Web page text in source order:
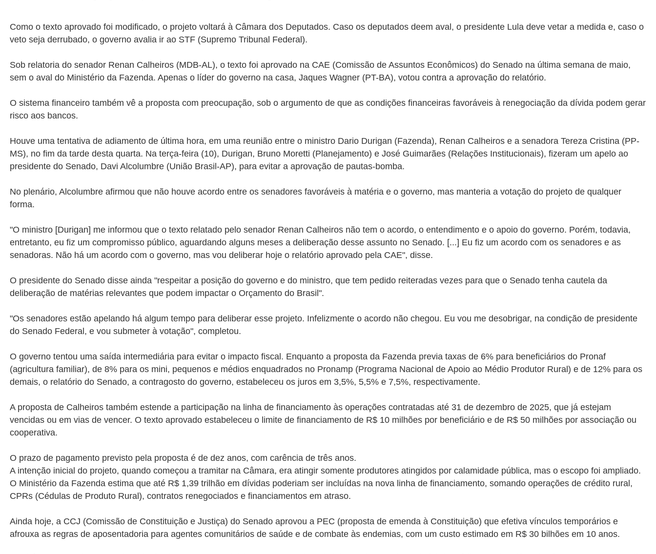
Como o texto aprovado foi modificado, o projeto voltará à Câmara dos Deputados. Caso os deputados deem aval, o presidente Lula deve vetar a medida e, caso o
veto seja derrubado, o governo avalia ir ao STF (Supremo Tribunal Federal).
Sob relatoria do senador Renan Calheiros (MDB-AL), o texto foi aprovado na CAE (Comissão de Assuntos Econômicos) do Senado na última semana de maio,
sem o aval do Ministério da Fazenda. Apenas o líder do governo na casa, Jaques Wagner (PT-BA), votou contra a aprovação do relatório.
O sistema financeiro também vê a proposta com preocupação, sob o argumento de que as condições financeiras favoráveis à renegociação da dívida podem gerar
risco aos bancos.
Houve uma tentativa de adiamento de última hora, em uma reunião entre o ministro Dario Durigan (Fazenda), Renan Calheiros e a senadora Tereza Cristina (PP-
MS), no fim da tarde desta quarta. Na terça-feira (10), Durigan, Bruno Moretti (Planejamento) e José Guimarães (Relações Institucionais), fizeram um apelo ao
presidente do Senado, Davi Alcolumbre (União Brasil-AP), para evitar a aprovação de pautas-bomba.
No plenário, Alcolumbre afirmou que não houve acordo entre os senadores favoráveis à matéria e o governo, mas manteria a votação do projeto de qualquer
forma.
"O ministro [Durigan] me informou que o texto relatado pelo senador Renan Calheiros não tem o acordo, o entendimento e o apoio do governo. Porém, todavia,
entretanto, eu fiz um compromisso público, aguardando alguns meses a deliberação desse assunto no Senado. [...] Eu fiz um acordo com os senadores e as
senadoras. Não há um acordo com o governo, mas vou deliberar hoje o relatório aprovado pela CAE", disse.
O presidente do Senado disse ainda "respeitar a posição do governo e do ministro, que tem pedido reiteradas vezes para que o Senado tenha cautela da
deliberação de matérias relevantes que podem impactar o Orçamento do Brasil".
"Os senadores estão apelando há algum tempo para deliberar esse projeto. Infelizmente o acordo não chegou. Eu vou me desobrigar, na condição de presidente
do Senado Federal, e vou submeter à votação", completou.
O governo tentou uma saída intermediária para evitar o impacto fiscal. Enquanto a proposta da Fazenda previa taxas de 6% para beneficiários do Pronaf
(agricultura familiar), de 8% para os mini, pequenos e médios enquadrados no Pronamp (Programa Nacional de Apoio ao Médio Produtor Rural) e de 12% para os
demais, o relatório do Senado, a contragosto do governo, estabeleceu os juros em 3,5%, 5,5% e 7,5%, respectivamente.
A proposta de Calheiros também estende a participação na linha de financiamento às operações contratadas até 31 de dezembro de 2025, que já estejam
vencidas ou em vias de vencer. O texto aprovado estabeleceu o limite de financiamento de R$ 10 milhões por beneficiário e de R$ 50 milhões por associação ou
cooperativa.
O prazo de pagamento previsto pela proposta é de dez anos, com carência de três anos.
A intenção inicial do projeto, quando começou a tramitar na Câmara, era atingir somente produtores atingidos por calamidade pública, mas o escopo foi ampliado.
O Ministério da Fazenda estima que até R$ 1,39 trilhão em dívidas poderiam ser incluídas na nova linha de financiamento, somando operações de crédito rural,
CPRs (Cédulas de Produto Rural), contratos renegociados e financiamentos em atraso.
Ainda hoje, a CCJ (Comissão de Constituição e Justiça) do Senado aprovou a PEC (proposta de emenda à Constituição) que efetiva vínculos temporários e
afrouxa as regras de aposentadoria para agentes comunitários de saúde e de combate às endemias, com um custo estimado em R$ 30 bilhões em 10 anos.